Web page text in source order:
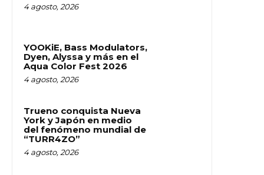
4 agosto, 2026
YOOKiE, Bass Modulators,
Dyen, Alyssa y más en el
Aqua Color Fest 2026
4 agosto, 2026
Trueno conquista Nueva
York y Japón en medio
del fenómeno mundial de
“TURR4ZO”
4 agosto, 2026